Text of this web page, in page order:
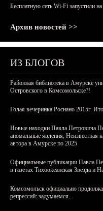
Бесплатную сеть Wi-Fi запустили
Архив новостей >>
ИЗ БЛОГОВ
Районная библиотека в Амурске
Островского в Комсомольске?!
Голая вечеринка Роснано 2015г.
Новые находки Павла Петровича
аномальные явления,
автора в Амурске по 2025
Официальные публикации Павла
в газетах Тихоокеанская Звезда и
Комсомольск официально
репрессий: задумаемся...